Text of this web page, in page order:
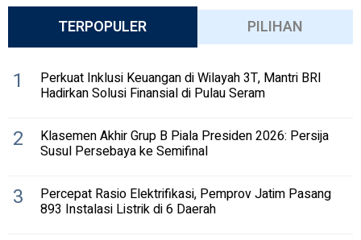
TERPOPULER PILIHAN
1 Perkuat Inklusi Keuangan di Wilayah 3T, Mantri BRI
Hadirkan Solusi Finansial di Pulau Seram
2 Klasemen Akhir Grup B Piala Presiden 2026: Persija
Susul Persebaya ke Semifinal
3 Percepat Rasio Elektrifikasi, Pemprov Jatim Pasang
893 Instalasi Listrik di 6 Daerah